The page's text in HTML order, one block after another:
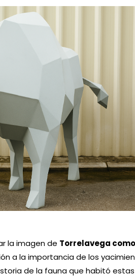
la imagen de Torrelavega como
a la importancia de los
de la fauna que habitó estas
para la ciudad de
la Colección Norte del
conseguir tu
tu ideay